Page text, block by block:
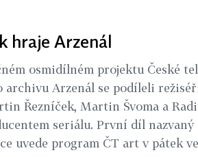
hraje Arzenál
osmidílném projektu České
archivu Arzenál se podíleli
Řezníček, Martin Švoma a
seriálu. První díl nazvaný
uvede program ČT art v pátek